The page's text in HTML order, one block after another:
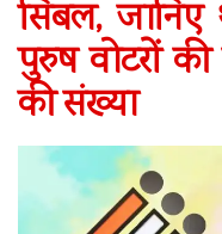
सिंबल, जानिए
पुरुष वोटरों
की संख्या